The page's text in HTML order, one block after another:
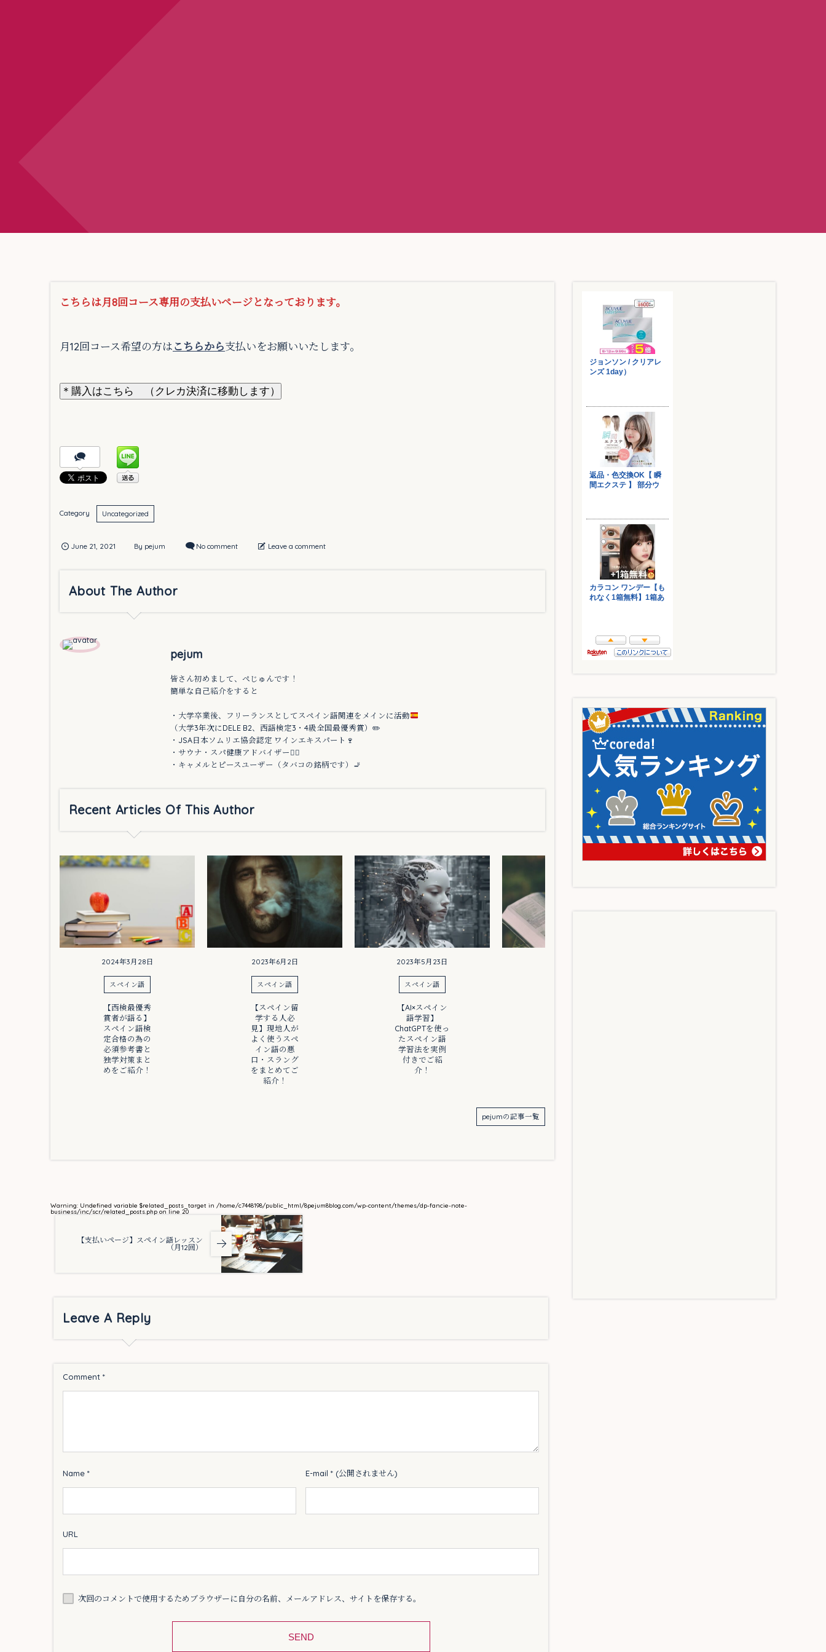
こちらは月8回コース専用の支払いページとなっております。
月12回コース希望の方はこちらから支払いをお願いいたします。
＊購入はこちら （クレカ決済に移動します）
Uncategorized
June 21 2021 By pejum No comment Leave a comment
About The Author
pejum
皆さん初めまして、ぺじゅんです！
簡単な自己紹介をすると
・大学卒業後、フリーランスとしてスペイン語関連をメインに活動
（大学3年次にDELE B2、西語検定3・4級全国最優秀賞）✏️
・JSA日本ソムリエ協会認定 ワインエキスパート🍷
・サウナ・スパ健康アドバイザー🧖‍♀️
・キャメルとピースユーザー（タバコの銘柄です）🚬
Recent Articles Of This Author
2024年3月28日
スペイン語
【西検最優秀
賞者が語る】
スペイン語検
定合格の為の
必須参考書と
独学対策まと
めをご紹介！
2023年6月2日
スペイン語
【スペイン留
学する人必
見】現地人が
よく使うスペ
イン語の悪
口・スラング
をまとめてご
紹介！
2023年5月23日
スペイン語
【AI×スペイン
語学習】
ChatGPTを使っ
たスペイン語
学習法を実例
付きでご紹
介！
pejumの記事一覧
Warning: Undefined variable $related_posts_target in /home/c7448198/public_html/8pejum8blog.com/wp-content/themes/dp-fancie-note-
business/inc/scr/related_posts.php on line 20
【支払いページ】スペイン語レッスン
（月12回）
Leave A Reply
Comment *
Name * E-mail * (公開されません)
URL
次回のコメントで使用するためブラウザーに自分の名前、メールアドレス、サイトを保存する。